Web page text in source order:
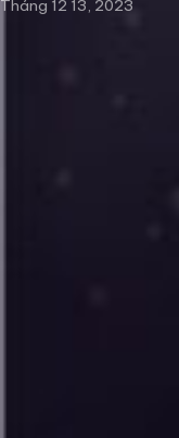
Tháng 12 13, 2023